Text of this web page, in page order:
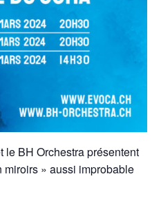
le BH Orchestra présentent
» aussi improbable